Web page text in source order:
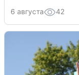
6 августа 42